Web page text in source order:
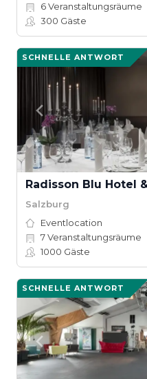
6Veranstaltungsräume
300 Gäste
SCHNELLE ANTWORT
Salzburg
Eventlocation
7Veranstaltungsräume
1000 Gäste
SCHNELLE ANTWORT